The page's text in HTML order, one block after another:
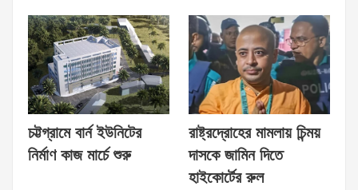
চট্টগ্রামে বার্ন ইউনিটের
নির্মাণ কাজ মার্চে শুরু
রাষ্ট্রদ্রোহের মামলায় চিন্ময়
দাসকে জামিন দিতে
হাইকোর্টের রুল